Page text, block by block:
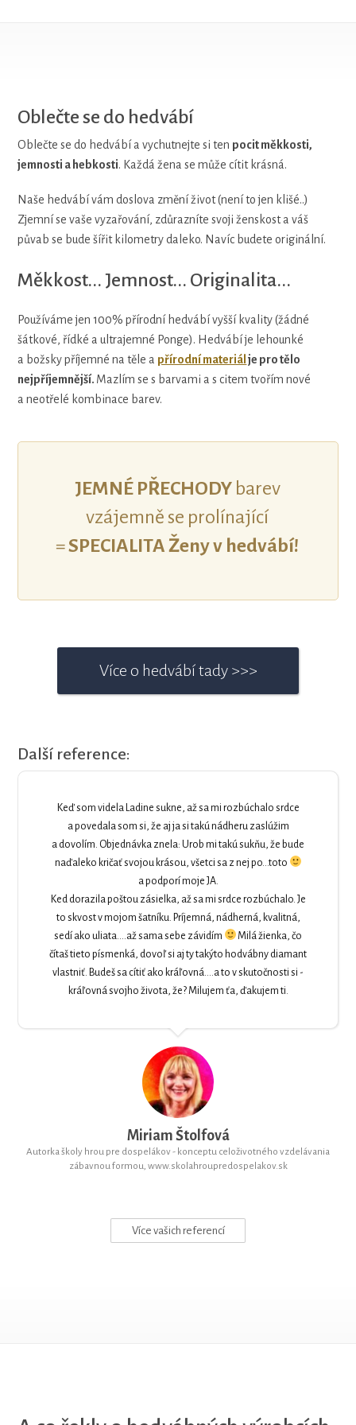
Oblečte se do hedvábí
Oblečte se do hedvábí a vychutnejte si ten pocit měkkosti,
jemnosti a hebkosti. Každá žena se může cítit krásná.
Naše hedvábí vám doslova změní život (není to jen klišé..)
Zjemní se vaše vyzařování, zdůrazníte svoji ženskost a váš
půvab se bude šířit kilometry daleko. Navíc budete originální.
Měkkost... Jemnost... Originalita...
Používáme jen 100% přírodní hedvábí vyšší kvality (žádné
šátkové, řídké a ultrajemné Ponge). Hedvábí je lehounké
a božsky příjemné na těle a přírodní materiál je pro tělo
nejpříjemnější. Mazlím se s barvami a s citem tvořím nové
a neotřelé kombinace barev.
JEMNÉ PŘECHODYbarev
vzájemně se prolínající
=SPECIALITA Ženy v hedvábí!
Více o hedvábí tady >>>
Další reference:
Keď som videla Ladine sukne, až sa mi rozbúchalo srdce
a povedala som si, že aj ja si takú nádheru zaslúžim
a dovolím. Objednávka znela: Urob mi takú sukňu, že bude
naďaleko kričať svojou krásou, všetci sa z nej po…toto
a podporí moje JA.
Ked dorazila poštou zásielka, až sa mi srdce rozbúchalo. Je
to skvost v mojom šatníku. Príjemná, nádherná, kvalitná,
sedí ako uliata….až sama sebe závidím
Milá žienka, čo
čítaš tieto písmenká, dovoľ si aj ty takýto hodvábny diamant
vlastniť. Budeš sa cítiť ako kráľovná….a to v skutočnosti si -
kráľovná svojho života, že? Milujem ťa, ďakujem ti.
Miriam Štolfová
Autorka školy hrou pre dospelákov - konceptu celoživotného vzdelávania
zábavnou formou, www.skolahroupredospelakov.sk
Více vašich referencí